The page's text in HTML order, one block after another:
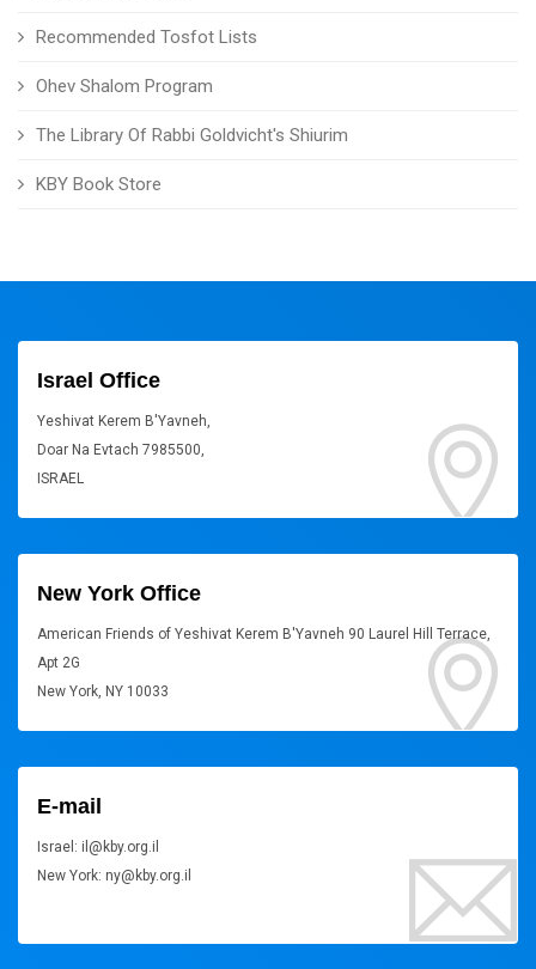
Recommended Tosfot Lists
Ohev Shalom Program
The Library Of Rabbi Goldvicht's Shiurim
KBY Book Store
Israel Office
Yeshivat Kerem B'Yavneh,
Doar Na Evtach 7985500,
ISRAEL
New York Office
American Friends of Yeshivat Kerem B'Yavneh 90 Laurel Hill Terrace,
Apt 2G
New York, NY 10033
E-mail
Israel: il@kby.org.il
New York: ny@kby.org.il